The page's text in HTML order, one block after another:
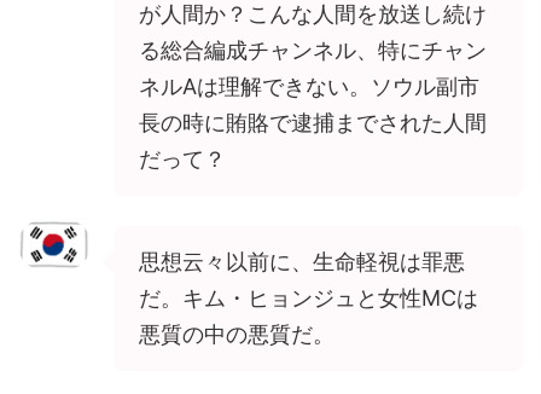
が人間か？こんな人間を放送し続け
る総合編成チャンネル、特にチャン
ネルAは理解できない。ソウル副市
長の時に賄賂で逮捕までされた人間
だって？
思想云々以前に、生命軽視は罪悪
だ。キム・ヒョンジュと女性MCは
悪質の中の悪質だ。